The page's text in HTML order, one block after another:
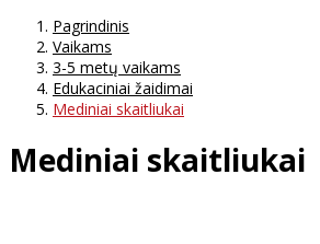
Pagrindinis
Vaikams
3-5 metų vaikams
Edukaciniai žaidimai
Mediniai skaitliukai
Mediniai skaitliukai